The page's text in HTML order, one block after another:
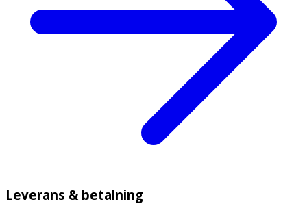
Leverans & betalning